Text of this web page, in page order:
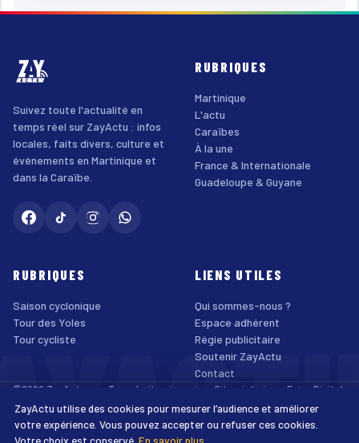
Suivez toute l'actualité en
temps réel sur ZayActu : infos
locales, faits divers, culture et
événements en Martinique et
dans la Caraïbe.
RUBRIQUES
Martinique
L'actu
Caraïbes
À la une
France & Internationale
Guadeloupe & Guyane
RUBRIQUES
Saison cyclonique
Tour des Yoles
Tour cycliste
LIENS UTILES
Qui sommes-nous ?
Espace adhérent
Régie publicitaire
Soutenir ZayActu
Contact
©2026 ZayActu.org. Tous droits réservés. · Site réalisé par Enjoy Digital
Agency
Mentions légales
Confidentialité Cookies Accessibilité
ZayActu utilise des cookies pour mesurer l’audience et améliorer
votre expérience. Vous pouvez accepter ou refuser ces cookies.
Votre choix est conservé. En savoir plus